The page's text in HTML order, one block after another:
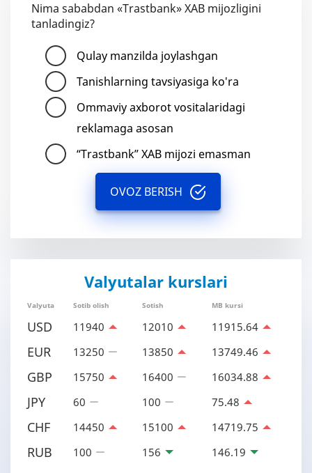
Nima sababdan «Trastbank» XAB mijozligini
tanladingiz?
Qulay manzilda joylashgan
Tanishlarning tavsiyasiga ko'ra
Ommaviy axborot vositalaridagi
reklamaga asosan
“Trastbank” XAB mijozi emasman
OVOZ BERISH
Valyutalar kurslari
Valyuta Sotib olish Sotish MB kursi
USD 11940 12010 11915.64
EUR 13250 13850 13749.46
GBP 15750 16400 16034.88
JPY 60 100 75.48
CHF 14450 15100 14719.75
RUB 100 156 146.19